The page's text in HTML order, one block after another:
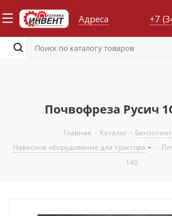
Адреса +7
Почвофреза Русич
Главная - Каталог -
Навесное оборудование для трактора
-
140